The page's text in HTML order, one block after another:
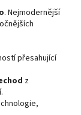
. Nejmodernější
přesahující
z